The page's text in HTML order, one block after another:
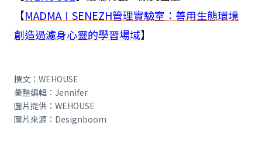
【MADMA∣SENEZH管理實驗室：善用生態環境
創造過濾身心靈的學習場域】
撰文：WEHOUSE
彙整編輯：Jennifer
圖片提供：WEHOUSE
圖片來源：Designboom